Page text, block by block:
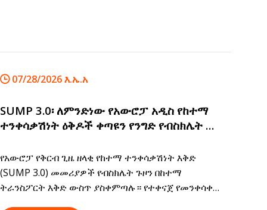
07/28/2026 እ.ኤ.አ
SUMP 3.0፡ ለምንድነው የአውሮፓ አዲስ የከተማ
ተንቀሳቃሽነት ዕቅዶች ቀጣዩን የንግድ የብስክሌት ጉዞ
የአውሮፓ የቅርብ ጊዜ ዘላቂ የከተማ ተንቀሳቃሽነት እቅድ
(SUMP 3.0) መመሪያዎች የብስክሌት ጉዞን በከተማ
ትራንስፖርት እቅድ ውስጥ ያስቀምጣሉ። የተቀናጀ የመንቀሳቀስ